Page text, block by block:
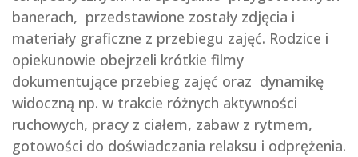
banerach, przedstawione zostały zdjęcia i
materiały graficzne z przebiegu zajęć. Rodzice i
opiekunowie obejrzeli krótkie filmy
dokumentujące przebieg zajęć oraz dynamikę
widoczną np. w trakcie różnych aktywności
ruchowych, pracy z ciałem, zabaw z rytmem,
gotowości do doświadczania relaksu i odprężenia.